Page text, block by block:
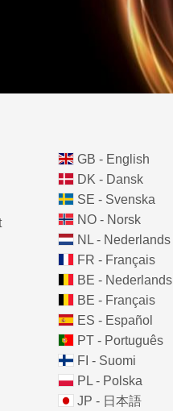
GB - English
DK - Dansk
SE - Svenska
NO - Norsk
NL - Nederlands
FR - Français
BE - Nederlands
BE - Français
ES - Español
PT - Português
FI - Suomi
PL - Polska
JP - 日本語